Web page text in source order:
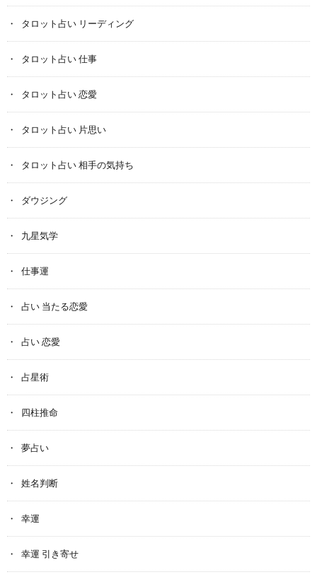
タロット占い リーディング
タロット占い 仕事
タロット占い 恋愛
タロット占い 片思い
タロット占い 相手の気持ち
ダウジング
九星気学
仕事運
占い 当たる恋愛
占い 恋愛
占星術
四柱推命
夢占い
姓名判断
幸運
幸運 引き寄せ